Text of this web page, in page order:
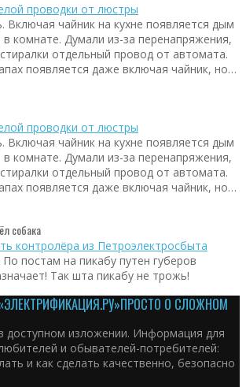
проводки от люстры
Включая чайник на кухне появляется дым
комнате. Думали из-за перенапряжения,
отдельный провод от автомата.
появляется даже включая чайник, но…
проводки от люстры
Включая чайник на кухне появляется дым
комнате. Думали из-за перенапряжения,
отдельный провод от автомата.
появляется даже включая чайник, но…
собака
контролёра из Петроэлектросбыта
По постам на пикабу путен губеров
Так шта пикабу не трожь!
ПРОСТО О СЛОЖНОМ
доступном изложении. Информация для
и обывателей-потребителей:
и как сделать качественно, безопасно